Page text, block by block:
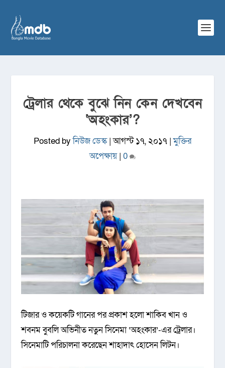
ট্রেলার থেকে বুঝে নিন কেন দেখবেন
‘অহংকার’?
Posted byনিউজ ডেস্ক|আগস্ট ১৭, ২০১৭ |মুক্তির
অপেক্ষায়| 0
টিজার ও কয়েকটি গানের পর প্রকাশ হলো শাকিব খান ও
শবনম বুবলি অভিনীত নতুন সিনেমা ‘অহংকার’-এর ট্রেলার।
সিনেমাটি পরিচালনা করেছেন শাহাদাৎ হোসেন লিটন।